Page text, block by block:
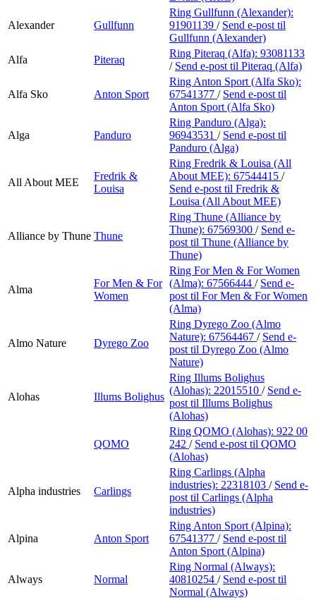
Alexander Gullfunn
Ring Gullfunn (Alexander):
91901139 / Send e-post til
Gullfunn (Alexander)
Alfa
Piteraq
Ring Piteraq (Alfa): 93081133
/ Send e-post til Piteraq (Alfa)
Alfa Sko Anton Sport
Ring Anton Sport (Alfa Sko):
67541377 / Send e-post til
Anton Sport (Alfa Sko)
Alga Panduro
Ring Panduro (Alga):
96943531 / Send e-post til
Panduro (Alga)
All About MEE
Fredrik &
Louisa
Ring Fredrik & Louisa (All
About MEE): 67544415 /
Send e-post til Fredrik &
Louisa (All About MEE)
Alliance by Thune Thune
Ring Thune (Alliance by
Thune): 67569300 / Send e-
post til Thune (Alliance by
Thune)
Alma
For Men & For
Women
Ring For Men & For Women
(Alma): 67566444 / Send e-
post til For Men & For Women
(Alma)
Almo Nature Dyrego Zoo
Ring Dyrego Zoo (Almo
Nature): 67564467 / Send e-
post til Dyrego Zoo (Almo
Nature)
Alohas Illums Bolighus
Ring Illums Bolighus
(Alohas): 22015510 / Send e-
post til Illums Bolighus
(Alohas)
QOMO
Ring QOMO (Alohas): 922 00
242 / Send e-post til QOMO
(Alohas)
Alpha industries Carlings
Ring Carlings (Alpha
industries): 22318103 / Send e-
post til Carlings (Alpha
industries)
Alpina Anton Sport
Ring Anton Sport (Alpina):
67541377 / Send e-post til
Anton Sport (Alpina)
Always Normal
Ring Normal (Always):
40810254 / Send e-post til
Normal (Always)